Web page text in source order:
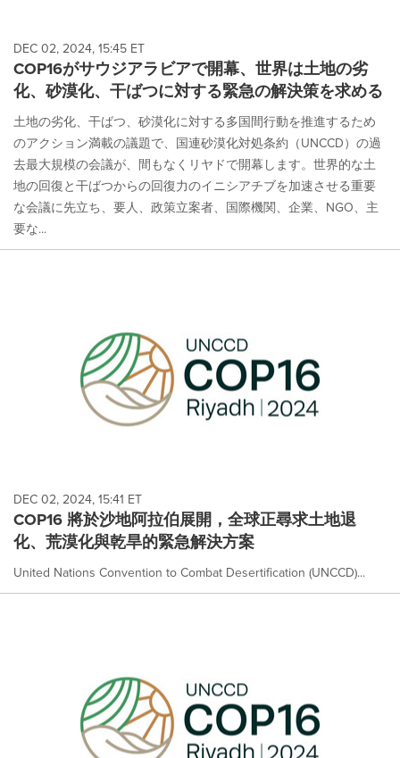
DEC 02, 2024, 15:45 ET
COP16がサウジアラビアで開幕、世界は土地の劣
化、砂漠化、干ばつに対する緊急の解決策を求める
土地の劣化、干ばつ、砂漠化に対する多国間行動を推進するため
のアクション満載の議題で、国連砂漠化対処条約（UNCCD）の過
去最大規模の会議が、間もなくリヤドで開幕します。世界的な土
地の回復と干ばつからの回復力のイニシアチブを加速させる重要
な会議に先立ち、要人、政策立案者、国際機関、企業、NGO、主
要な...
DEC 02, 2024, 15:41 ET
COP16 將於沙地阿拉伯展開，全球正尋求土地退
化、荒漠化與乾旱的緊急解決方案
United Nations Convention to Combat Desertification (UNCCD)...